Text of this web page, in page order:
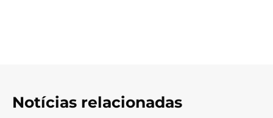
Notícias relacionadas